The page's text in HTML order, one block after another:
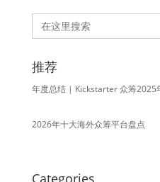
Search
for:
推荐
年度总结 | Kickstarter 众筹2025
2026年十大海外众筹平台盘点
Categories